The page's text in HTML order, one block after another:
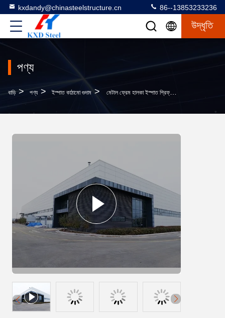
kxdandy@chinasteelstructure.cn 86--13853233236
উদ্ধৃতি
পণ্য
বাড়ি > পণ্য > ইস্পাত কাঠামো গুদাম > মেটাল ফ্রেম হালকা ইস্পাত প্রিফ্যাব গুদাম বিল্ডিং টার্নকি গুদাম সমাধান